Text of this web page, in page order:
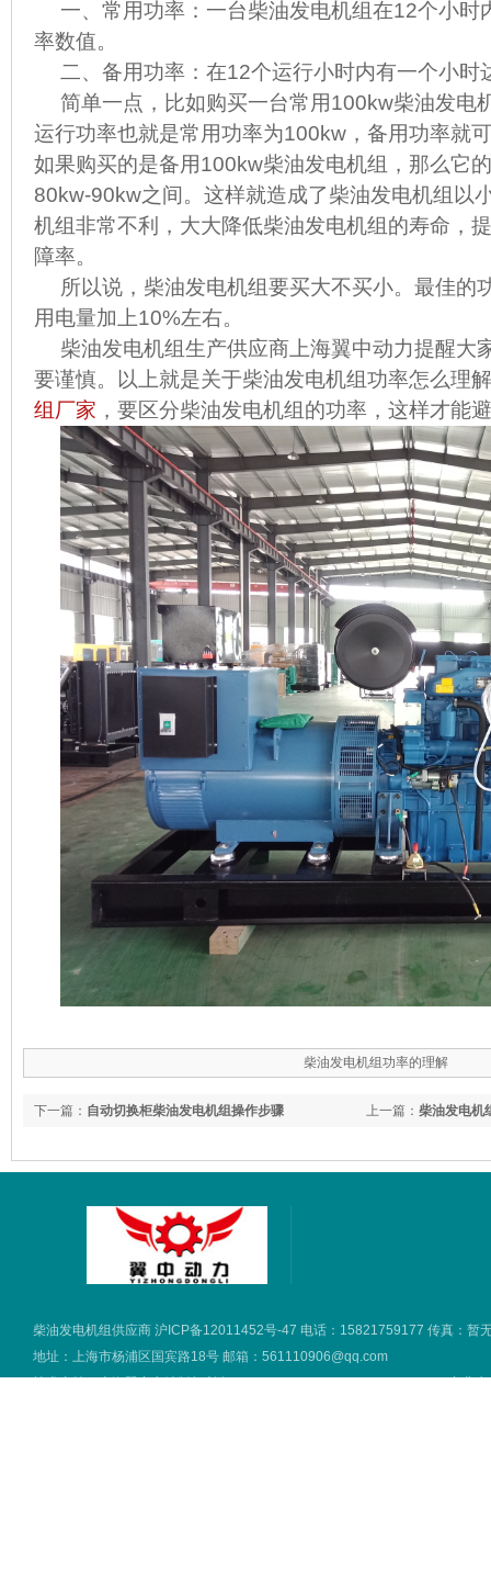
一、常用功率：一台柴油发电机组在12个小时
率数值。
二、备用功率：在12个运行小时内有一个小时
简单一点，比如购买一台常用100kw柴油发电
运行功率也就是常用功率为100kw，备用功率就
如果购买的是备用100kw柴油发电机组，那么它
80kw-90kw之间。这样就造成了柴油发电机组以
机组非常不利，大大降低柴油发电机组的寿命，
障率。
所以说，柴油发电机组要买大不买小。最佳的
用电量加上10%左右。
柴油发电机组生产供应商 上海翼中动力提醒大
要谨慎。以上就是关于柴油发电机组功率怎么理
组厂家 ，要区分柴油发电机组的功率，这样才能
柴油发电机组功率的理解
上一篇： 柴油发电机
下一篇： 自动切换柜柴油发电机组操作步骤
柴油发电机组供应商 沪ICP备12011452号-47 电话：15821759177 传真：暂
地址：上海市杨浦区国宾路18号 邮箱：561110906@qq.com